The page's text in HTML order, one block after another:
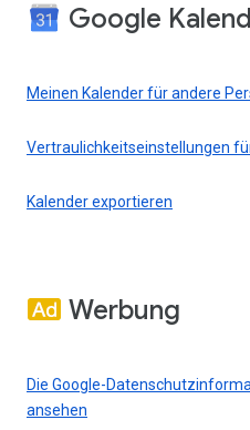
Google
Meinen Kalender für andere
Vertraulichkeitseinstellungen
Kalender exportieren
Werbung
Die Google-
ansehen